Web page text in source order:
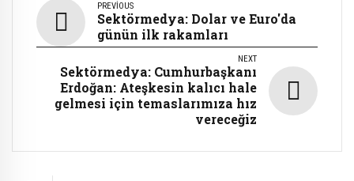
PREVIOUS
Sektörmedya: Dolar ve Euro'da
günün ilk rakamları
NEXT
Sektörmedya: Cumhurbaşkanı
Erdoğan: Ateşkesin kalıcı hale
gelmesi için temaslarımıza hız
vereceğiz